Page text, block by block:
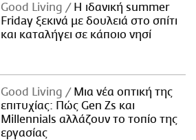
Good Living
Η ιδανική summer
Friday ξεκινά με δουλειά στο σπίτι
και καταλήγει σε κάποιο νησί
Good Living
Μια νέα οπτική της
επιτυχίας: Πώς Gen Zs και
Millennials αλλάζουν το τοπίο της
εργασίας